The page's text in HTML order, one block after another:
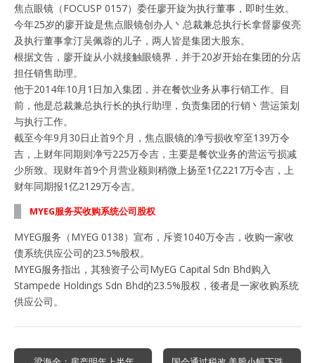
焦点眼镜（FOCUSP 0157）委任廖开旋为执行董事，即时生效。
今年25岁的廖开旋是焦点眼镜创办人丶总裁兼总执行长拿督廖俊亮
及执行董事拿汀吴佩蓉的儿子，两人皆是集团大股东。
根据文告，廖开旋从小就接触眼镜界，并于20岁开始在集团的分店
担任销售助理。
他于2014年10月1日加入集团，并在餐饮业务从事行销工作。目
前，他是总裁兼总执行长的执行助理，负责集团的行销丶营运策划
与执行工作。
截至今年9月30日止首9个月，焦点眼镜的净亏损收窄至139万令
吉，上财年同期则净亏225万令吉，主要是餐饮业务的营运亏损减
少所致。现财年首9个月营业额则稍微上扬至1亿2217万令吉，上
财年同期报1亿2129万令吉。
MYEG服务买收购系统公司股权
MYEG服务（MYEG 0138）宣布，斥资1040万令吉，收购一家收
债系统供应公司的23.5%股权。
MYEG服务指出，其独资子公司MyEG Capital Sdn Bhd购入
Stampede Holdings Sdn Bhd的23.5%股权，後者是一家收购系统
供应公司。
Post